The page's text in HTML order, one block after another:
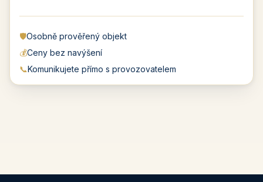
🛡️Osobně prověřený objekt
💰Ceny bez navýšení
📞Komunikujete přímo s provozovatelem